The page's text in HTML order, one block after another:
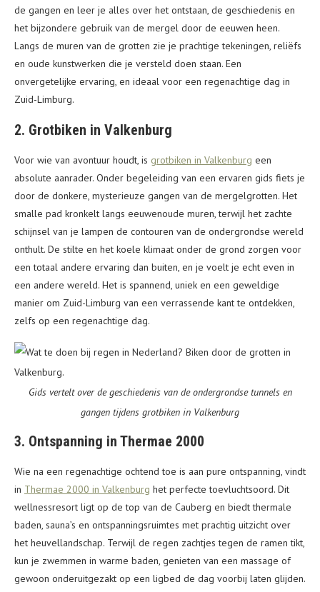
de gangen en leer je alles over het ontstaan, de geschiedenis en
het bijzondere gebruik van de mergel door de eeuwen heen.
Langs de muren van de grotten zie je prachtige tekeningen, reliëfs
en oude kunstwerken die je versteld doen staan. Een
onvergetelijke ervaring, en ideaal voor een regenachtige dag in
Zuid-Limburg.
2. Grotbiken in Valkenburg
Voor wie van avontuur houdt, is grotbiken in Valkenburg een
absolute aanrader. Onder begeleiding van een ervaren gids fiets je
door de donkere, mysterieuze gangen van de mergelgrotten. Het
smalle pad kronkelt langs eeuwenoude muren, terwijl het zachte
schijnsel van je lampen de contouren van de ondergrondse wereld
onthult. De stilte en het koele klimaat onder de grond zorgen voor
een totaal andere ervaring dan buiten, en je voelt je echt even in
een andere wereld. Het is spannend, uniek en een geweldige
manier om Zuid-Limburg van een verrassende kant te ontdekken,
zelfs op een regenachtige dag.
Gids vertelt over de geschiedenis van de ondergrondse tunnels en
gangen tijdens grotbiken in Valkenburg
3. Ontspanning in Thermae 2000
Wie na een regenachtige ochtend toe is aan pure ontspanning, vindt
in Thermae 2000 in Valkenburg het perfecte toevluchtsoord. Dit
wellnessresort ligt op de top van de Cauberg en biedt thermale
baden, sauna’s en ontspanningsruimtes met prachtig uitzicht over
het heuvellandschap. Terwijl de regen zachtjes tegen de ramen tikt,
kun je zwemmen in warme baden, genieten van een massage of
gewoon onderuitgezakt op een ligbed de dag voorbij laten glijden.